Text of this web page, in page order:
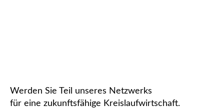
Werden Sie Teil unseres Netzwerks
für eine zukunftsfähige Kreislaufwirtschaft.